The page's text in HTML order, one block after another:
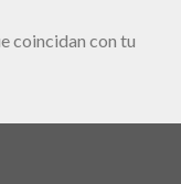
coincidan con tu